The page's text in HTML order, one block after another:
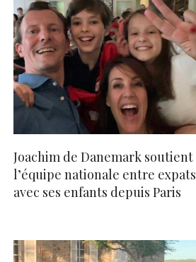
Joachim de Danemark soutient
l’équipe nationale entre expats
avec ses enfants depuis Paris